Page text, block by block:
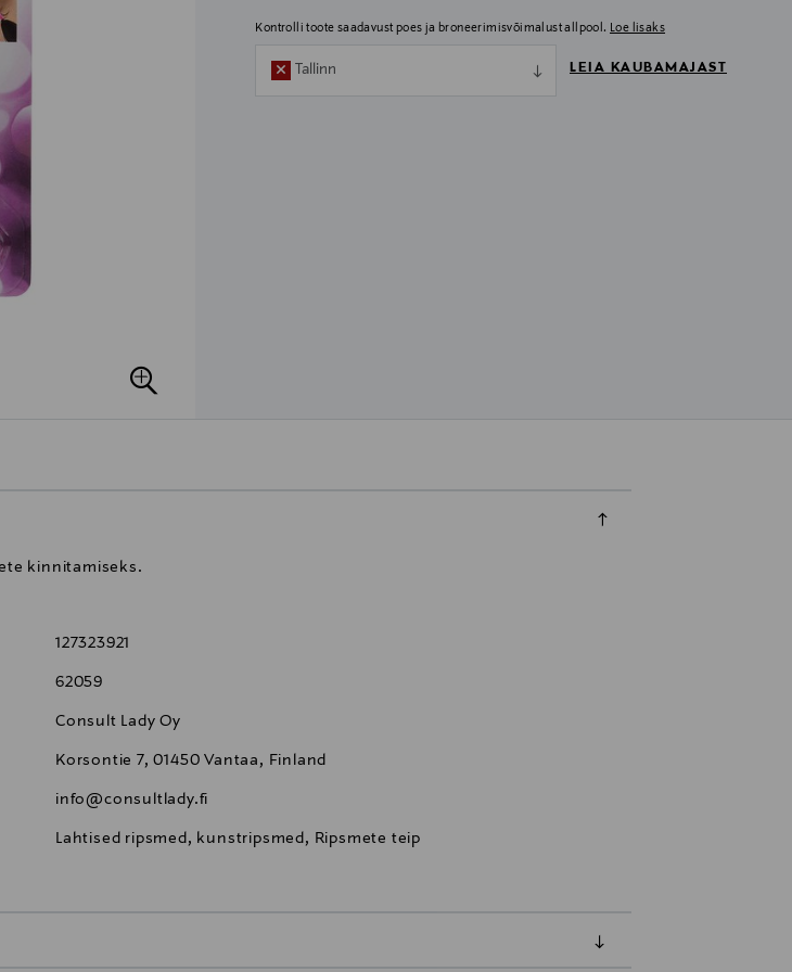
Kontrolli toote saadavust poes ja broneerimisvõimalust allpool. Loe lisaks
Tallinn LEIA KAUBAMAJAST
kinnitamiseks.
127323921
62059
Consult Lady Oy
Korsontie 7, 01450 Vantaa, Finland
info@consultlady.fi
Lahtised ripsmed, kunstripsmed, Ripsmete teip